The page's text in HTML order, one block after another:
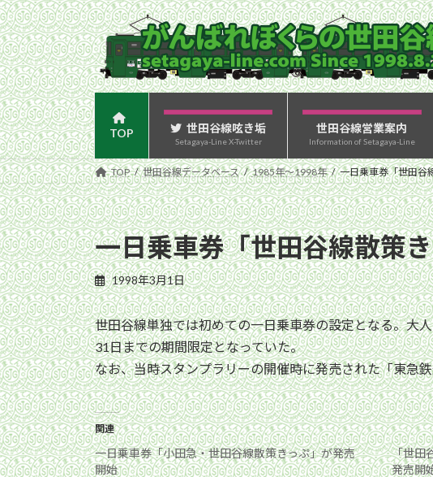
コ
ン
テ
ン
ツ
へ
ス
キ
ッ
プ
ナ
ビ
ゲ
ー
シ
ョ
ン
に
移
動
TOP 世田谷線呟き垢
Setagaya-Line X-Twitter
世田谷線営業案内
Information of Setagaya-Line
TOP 世田谷線データベース 1985年〜1998年 一日乗車券「世田谷
一日乗車券「世田谷線散策
1998年3月1日
世田谷線単独では初めての一日乗車券の設定となる。大
31日までの期間限定となっていた。
なお、当時スタンプラリーの開催時に発売された「東急
関連
一日乗車券「小田急・世田谷線散策きっぷ」が発売
開始
「世田
発売開